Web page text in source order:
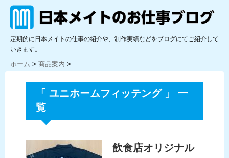
定期的に日本メイトの仕事の紹介や、制作実績などをブログにてご紹介して
いきます。
ホーム > 商品案内 >
「 ユニホームフィッテング 」 一
覧
飲食店オリジナル